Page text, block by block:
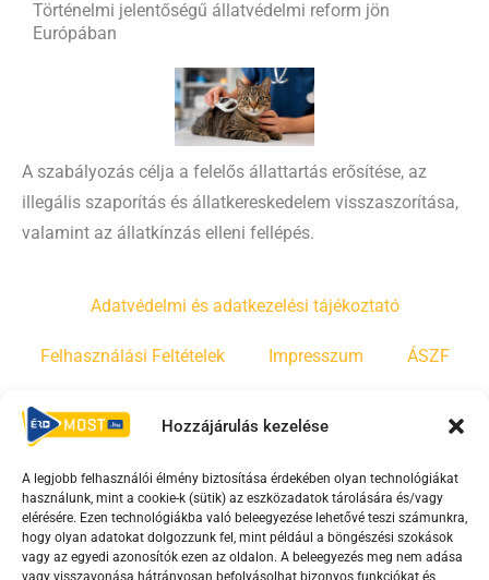
Hozzájárulás kezelése
A legjobb felhasználói élmény biztosítása érdekében olyan technológiákat
használunk, mint a cookie-k (sütik) az eszközadatok tárolására és/vagy
elérésére. Ezen technológiákba való beleegyezése lehetővé teszi számunkra,
hogy olyan adatokat dolgozzunk fel, mint például a böngészési szokások
vagy az egyedi azonosítók ezen az oldalon. A beleegyezés meg nem adása
vagy visszavonása hátrányosan befolyásolhat bizonyos funkciókat és
Történelmi jelentőségű állatvédelmi reform jön
Európában
A szabályozás célja a felelős állattartás erősítése, az
illegális szaporítás és állatkereskedelem visszaszorítása,
valamint az állatkínzás elleni fellépés.
Adatvédelmi és adatkezelési tájékoztató
Felhasználási Feltételek Impresszum ÁSZF
Irányelvek
F
a
c
e
Y
o
u
t
T
i
k
t